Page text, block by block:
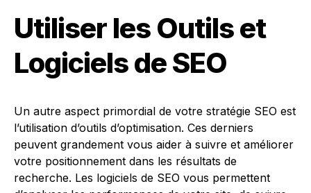
Utiliser les Outils et
Logiciels de SEO
Un autre aspect primordial de votre stratégie SEO est
l’utilisation d’outils d’optimisation. Ces derniers
peuvent grandement vous aider à suivre et améliorer
votre positionnement dans les résultats de
recherche. Les logiciels de SEO vous permettent